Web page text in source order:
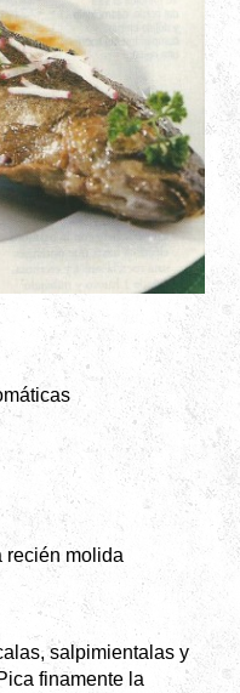
recién molida
salpimientalas y
finamente la